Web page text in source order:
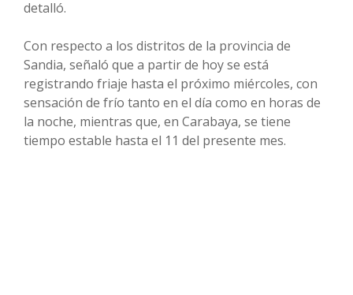
detalló.
Con respecto a los distritos de la provincia de
Sandia, señaló que a partir de hoy se está
registrando friaje hasta el próximo miércoles, con
sensación de frío tanto en el día como en horas de
la noche, mientras que, en Carabaya, se tiene
tiempo estable hasta el 11 del presente mes.